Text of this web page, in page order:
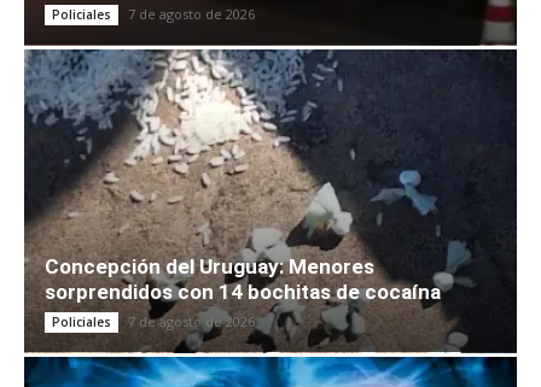
Policiales 7 de agosto de 2026
Concepción del Uruguay: Menores
sorprendidos con 14 bochitas de cocaína
Policiales 7 de agosto de 2026